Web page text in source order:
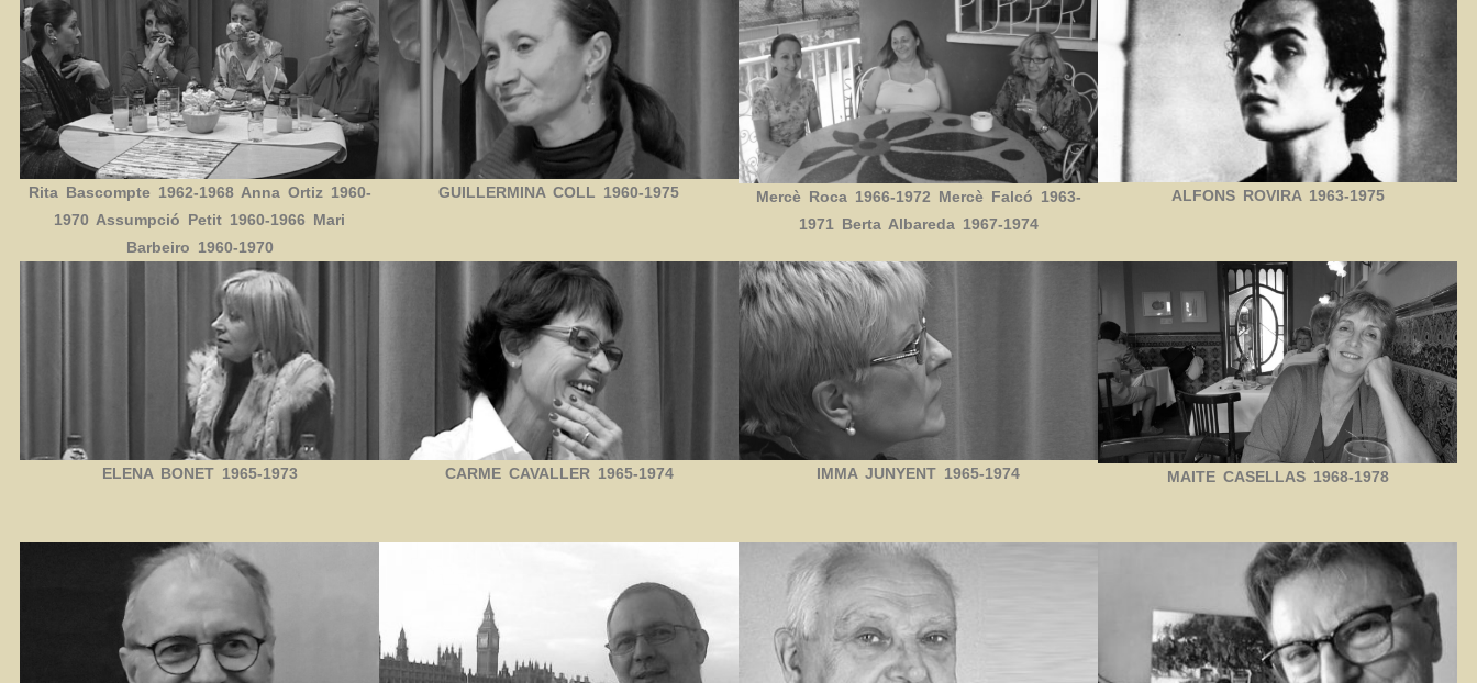
Rita Bascompte 1962-1968 Anna Ortiz 1960-
1970 Assumpció Petit 1960-1966 Mari
Barbeiro 1960-1970
GUILLERMINA COLL 1960-1975
Mercè Roca 1966-1972 Mercè Falcó 1963-
1971 Berta Albareda 1967-1974
ALFONS ROVIRA 1963-1975
ELENA BONET 1965-1973 CARME CAVALLER 1965-1974 IMMA JUNYENT 1965-1974 MAITE CASELLAS 1968-1978